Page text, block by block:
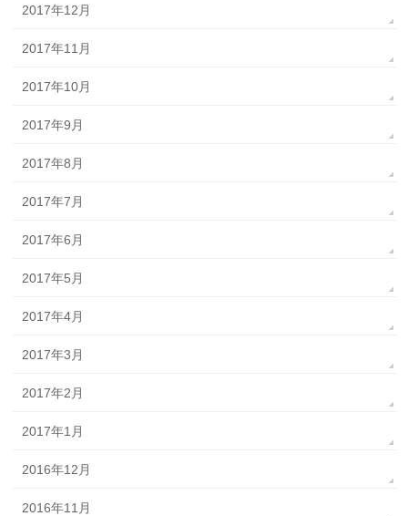
2017年12月
2017年11月
2017年10月
2017年9月
2017年8月
2017年7月
2017年6月
2017年5月
2017年4月
2017年3月
2017年2月
2017年1月
2016年12月
2016年11月